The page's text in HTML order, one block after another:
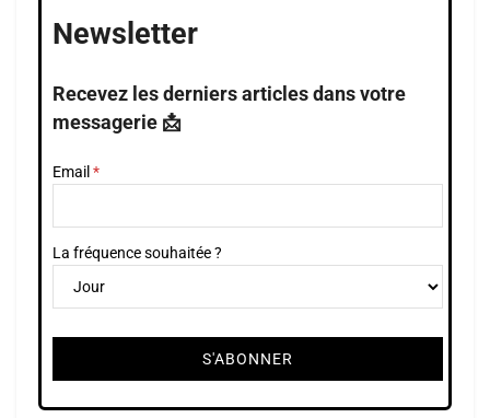
Newsletter
Recevez les derniers articles dans votre
messagerie 📩
Email
La fréquence souhaitée ?